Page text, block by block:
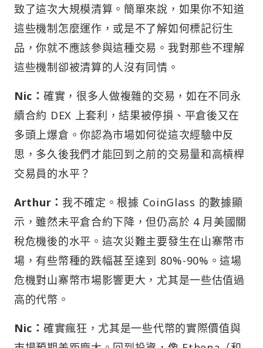
致了這次大規模清算。簡單來說，如果你不知道
這些機制怎麼運作，或是不了解如何標記衍生
品，你就不應該參與這種交易。我對那些不理解
這些機制卻被清算的人沒有同情。
Nic： 確實，很多人做複雜的交易，如在不同永
續合約 DEX 上套利，結果被停損、平倉後又在
多頭上爆倉。你認為市場如何從這次經驗中反
思，多久後我們才能回到之前的交易量和高槓桿
交易員的水平？
Arthur： 我不確定。根據 CoinGlass 的數據顯
示，雖然未平倉合約下降，但仍高於 4 月美國關
稅危機後的水平。這次災難主要發生在山寨幣市
場，有些幣種的跌幅甚至達到 80%-90%。這場
危機對山寨幣市場影響更大，尤其是一些估值過
高的代幣。
Nic： 確實瘋狂，尤其是一些代幣的實際價值與